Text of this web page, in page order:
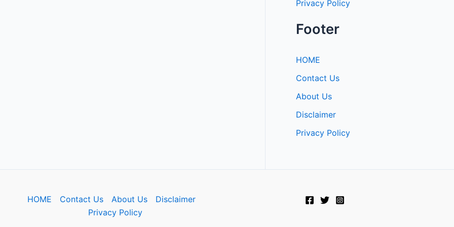
Privacy Policy
Footer
HOME
Contact Us
About Us
Disclaimer
Privacy Policy
HOME Contact Us About Us
Disclaimer
Privacy Policy